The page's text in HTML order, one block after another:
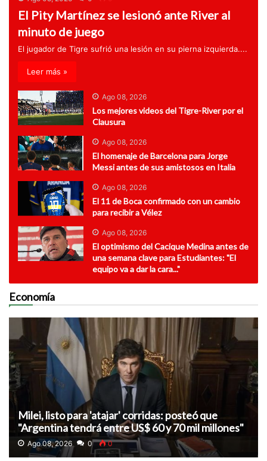
El Pity Martínez se lesionó ante River al
minuto de juego
El jugador de Tigre sufrió una lesión en su pierna izquierda....
Leer más »
Ago 08, 2026
Los mejores videos del Tigre-River por el
Clausura
Ago 08, 2026
El homenaje de Barcelona para Jorge
Messi antes de sus amistosos en Italia
Ago 08, 2026
El 11 de Boca confirmado con un cambio
para recibir a Vélez
Ago 08, 2026
El optimismo del Cacique Medina antes de
una semana clave para Estudiantes: "El
equipo va a dar la cara..."
Economía
Milei, listo para 'atajar' corridas: posteó que
"Argentina tendrá entre US$ 60 y 70 mil millones"
Ago 08, 2026 0 0